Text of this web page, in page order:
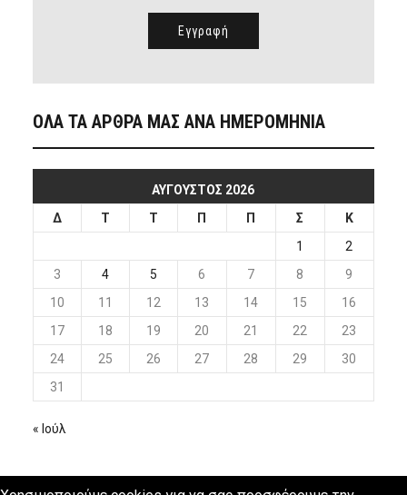
ΟΛΑ ΤΑ ΑΡΘΡΑ ΜΑΣ ΑΝΑ ΗΜΕΡΟΜΗΝΙΑ
ΑΎΓΟΥΣΤΟΣ 2026
Δ
Τ Τ Π Π Σ
Κ
1
2
3
4 5 6 7 8
9
10
11 12 13 14 15
16
17
18 19 20 21 22
23
24
25 26 27 28 29
30
31
« Ιούλ